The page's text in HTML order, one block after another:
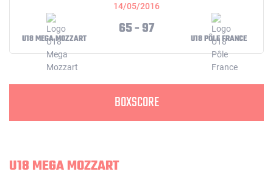
14/05/2016
U18 MEGA MOZZART
65 - 97
U18 PÔLE FRANCE
BOXSCORE
U18 MEGA MOZZART